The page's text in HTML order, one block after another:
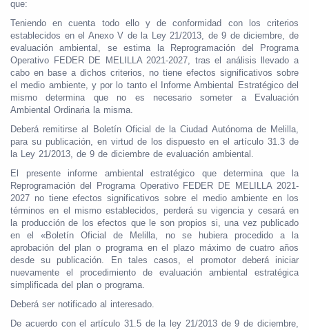
que:
Teniendo en cuenta todo ello y de conformidad con los criterios
establecidos en el Anexo V de la Ley 21/2013, de 9 de diciembre, de
evaluación ambiental, se estima la Reprogramación del Programa
Operativo FEDER DE MELILLA 2021-2027, tras el análisis llevado a
cabo en base a dichos criterios, no tiene efectos significativos sobre
el medio ambiente, y por lo tanto el Informe Ambiental Estratégico del
mismo determina que no es necesario someter a Evaluación
Ambiental Ordinaria la misma.
Deberá remitirse al Boletín Oficial de la Ciudad Autónoma de Melilla,
para su publicación, en virtud de los dispuesto en el artículo 31.3 de
la Ley 21/2013, de 9 de diciembre de evaluación ambiental.
El presente informe ambiental estratégico que determina que la
Reprogramación del Programa Operativo FEDER DE MELILLA 2021-
2027 no tiene efectos significativos sobre el medio ambiente en los
términos en el mismo establecidos, perderá su vigencia y cesará en
la producción de los efectos que le son propios si, una vez publicado
en el «Boletín Oficial de Melilla, no se hubiera procedido a la
aprobación del plan o programa en el plazo máximo de cuatro años
desde su publicación. En tales casos, el promotor deberá iniciar
nuevamente el procedimiento de evaluación ambiental estratégica
simplificada del plan o programa.
Deberá ser notificado al interesado.
De acuerdo con el artículo 31.5 de la ley 21/2013 de 9 de diciembre,